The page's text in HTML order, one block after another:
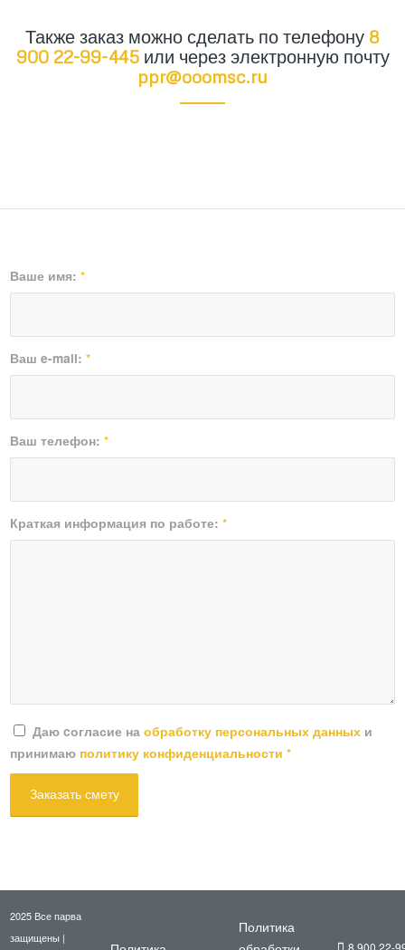
Также заказ можно сделать по телефону 8
900 22-99-445или через электронную почту
ppr@ooomsc.ru
Ваше имя:*
Ваш e-mail:*
Ваш телефон:*
Краткая информация по работе:*
Даю cогласие наобработку персональных данных и
принимаю политику конфиденциальности *
2025 Все парва
защищены |
Политика
8 900 22-